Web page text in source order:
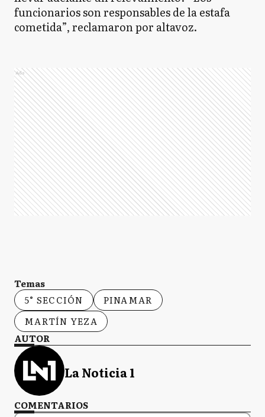
funcionarios son responsables de la estafa
cometida”, reclamaron por altavoz.
Ads
Temas
5° SECCIÓN
PINAMAR
MARTÍN YEZA
AUTOR
La Noticia 1
COMENTARIOS